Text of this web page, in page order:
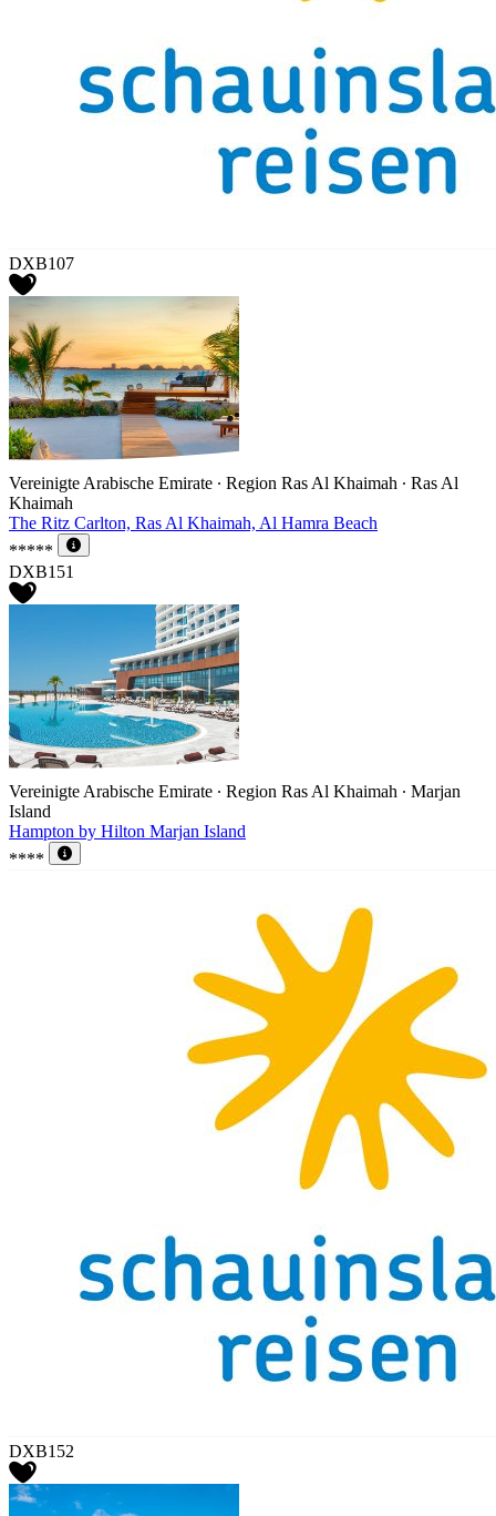
DXB107
Vereinigte Arabische Emirate ∙ Region Ras Al Khaimah ∙ Ras Al
Khaimah
The Ritz Carlton, Ras Al Khaimah, Al Hamra Beach
*****
DXB151
Vereinigte Arabische Emirate ∙ Region Ras Al Khaimah ∙ Marjan
Island
Hampton by Hilton Marjan Island
****
DXB152